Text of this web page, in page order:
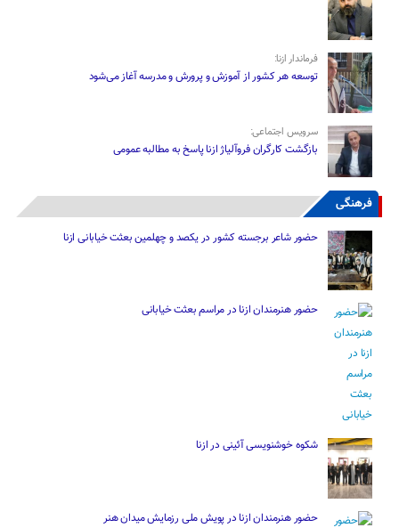
فرماندار ازنا:
توسعه هر کشور از آموزش و پرورش و مدرسه آغاز می‌شود
سرویس اجتماعی:
بازگشت کارگران فروآلیاژ ازنا پاسخ به مطالبه عمومی
فرهنگی
حضور شاعر برجسته کشور در یکصد و چهلمین بعثت خیابانی ازنا
حضور هنرمندان ازنا در مراسم بعثت خیابانی
شکوه خوشنویسی آئینی در ازنا
حضور هنرمندان ازنا در پویش ملی رزمایش میدان هنر